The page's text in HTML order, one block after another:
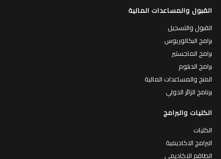
القبول والمساعدات المالية
القبول والتسجيل
برامج البكالوريوس
برامج الماجستير
برامج الدبلوم
المنح والمساعدات المالية
برنامج الزائر الدولي
الكليات والبرامج
الكليات
البرامج الاكاديمية
الطاقم الاكاديمي